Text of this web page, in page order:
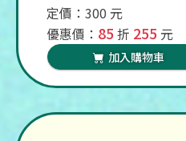
定價：300 元
優惠價： 85 折 255 元
加入購物車